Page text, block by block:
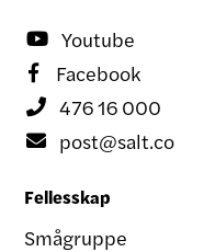
 Youtube
 Facebook
 476 16 000
 post@salt.co
Fellesskap
Smågruppe